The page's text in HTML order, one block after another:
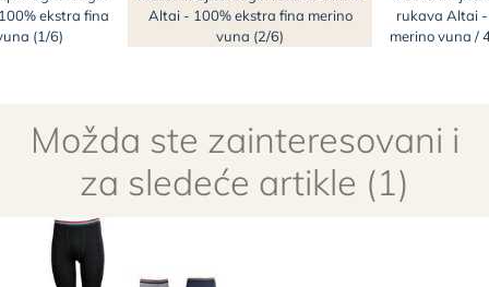
ekstra fina
(1/6)
Altai - 100% ekstra fina merino
vuna (2/6)
rukava Altai
merino vuna /
Možda ste zainteresovani i
za sledeće artikle (1)